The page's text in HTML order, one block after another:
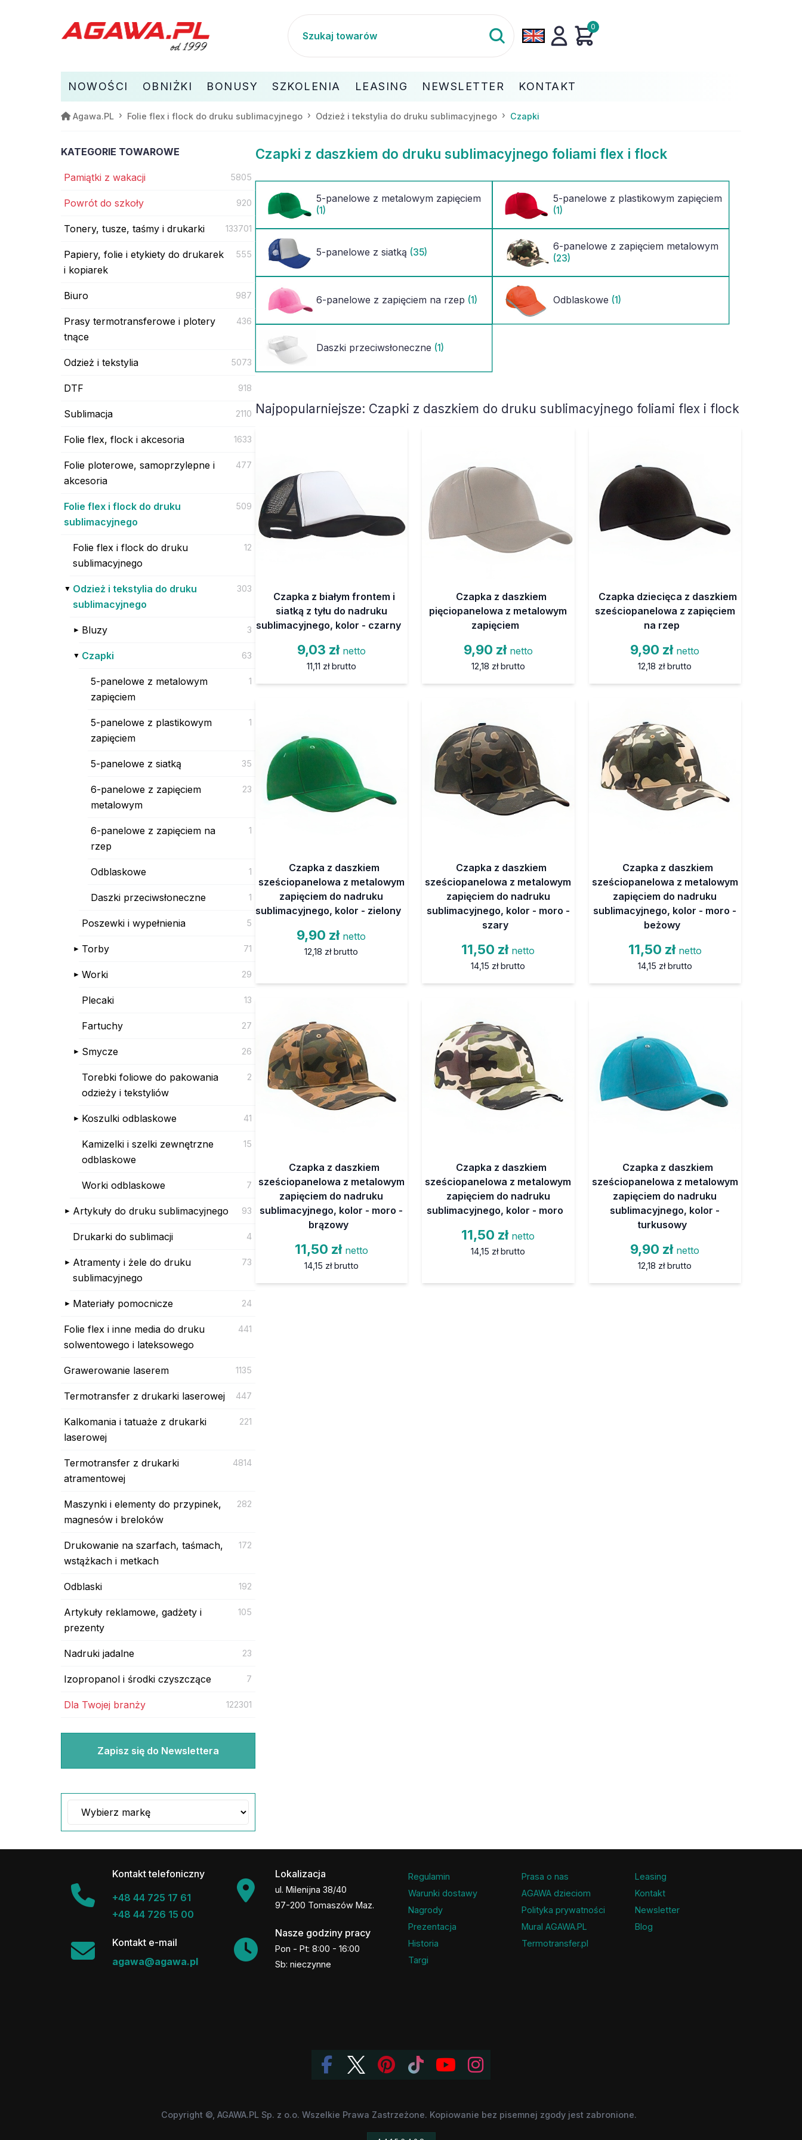
0
NOWOŚCI OBNIŻKI BONUSY SZKOLENIA LEASING NEWSLETTER KONTAKT
Agawa.PL Folie flex i flock do druku sublimacyjnego Odzież i tekstylia do druku sublimacyjnego Czapki
KATEGORIE TOWAROWE
Pamiątki z wakacji 5805
Powrót do szkoły 920
Tonery, tusze, taśmy i drukarki 133701
Papiery, folie i etykiety do drukarek
i kopiarek
555
Biuro 987
Prasy termotransferowe i plotery
tnące
436
Odzież i tekstylia 5073
DTF 918
Sublimacja 2110
Folie flex, flock i akcesoria 1633
Folie ploterowe, samoprzylepne i
akcesoria
477
Folie flex i flock do druku
sublimacyjnego
509
Folie flex i flock do druku
sublimacyjnego
12
Odzież i tekstylia do druku
sublimacyjnego
303
Bluzy 3
Czapki 63
5-panelowe z metalowym
zapięciem
1
5-panelowe z plastikowym
zapięciem
1
5-panelowe z siatką 35
6-panelowe z zapięciem
metalowym
23
6-panelowe z zapięciem na
rzep
1
Odblaskowe 1
Daszki przeciwsłoneczne 1
Poszewki i wypełnienia 5
Torby 71
Worki 29
Plecaki 13
Fartuchy 27
Smycze 26
Torebki foliowe do pakowania
odzieży i tekstyliów
2
Koszulki odblaskowe 41
Kamizelki i szelki zewnętrzne
odblaskowe
15
Worki odblaskowe 7
Artykuły do druku sublimacyjnego 93
Drukarki do sublimacji 4
Atramenty i żele do druku
sublimacyjnego
73
Materiały pomocnicze 24
Folie flex i inne media do druku
solwentowego i lateksowego
441
Grawerowanie laserem 1135
Termotransfer z drukarki laserowej 447
Kalkomania i tatuaże z drukarki
laserowej
221
Termotransfer z drukarki
atramentowej
4814
Maszynki i elementy do przypinek,
magnesów i breloków
282
Drukowanie na szarfach, taśmach,
wstążkach i metkach
172
Odblaski 192
Artykuły reklamowe, gadżety i
prezenty
105
Nadruki jadalne 23
Izopropanol i środki czyszczące 7
Dla Twojej branży 122301
Zapisz się do Newslettera
Czapki z daszkiem do druku sublimacyjnego foliami flex i flock
5-panelowe z metalowym zapięciem
(1)
5-panelowe z plastikowym zapięciem
(1)
5-panelowe z siatką (35)
6-panelowe z zapięciem metalowym
(23)
6-panelowe z zapięciem na rzep (1) Odblaskowe (1)
Daszki przeciwsłoneczne (1)
Najpopularniejsze: Czapki z daszkiem do druku sublimacyjnego foliami flex i flock
Czapka z białym frontem i
siatką z tyłu do nadruku
sublimacyjnego, kolor - czarny
9,03 zł netto
11,11 zł brutto
Czapka z daszkiem
pięciopanelowa z metalowym
zapięciem
9,90 zł netto
12,18 zł brutto
Czapka dziecięca z daszkiem
sześciopanelowa z zapięciem
na rzep
9,90 zł netto
12,18 zł brutto
Czapka z daszkiem
sześciopanelowa z metalowym
zapięciem do nadruku
sublimacyjnego, kolor - zielony
9,90 zł netto
12,18 zł brutto
Czapka z daszkiem
sześciopanelowa z metalowym
zapięciem do nadruku
sublimacyjnego, kolor - moro -
szary
11,50 zł netto
14,15 zł brutto
Czapka z daszkiem
sześciopanelowa z metalowym
zapięciem do nadruku
sublimacyjnego, kolor - moro -
beżowy
11,50 zł netto
14,15 zł brutto
Czapka z daszkiem
sześciopanelowa z metalowym
zapięciem do nadruku
sublimacyjnego, kolor - moro -
brązowy
11,50 zł netto
14,15 zł brutto
Czapka z daszkiem
sześciopanelowa z metalowym
zapięciem do nadruku
sublimacyjnego, kolor - moro
11,50 zł netto
14,15 zł brutto
Czapka z daszkiem
sześciopanelowa z metalowym
zapięciem do nadruku
sublimacyjnego, kolor -
turkusowy
9,90 zł netto
12,18 zł brutto
Kontakt telefoniczny
+48 44 725 17 61
+48 44 726 15 00
Kontakt e-mail
agawa@agawa.pl
Lokalizacja
ul. Milenijna 38/40
97-200 Tomaszów Maz.
Nasze godziny pracy
Pon - Pt: 8:00 - 16:00
Sb: nieczynne
Regulamin
Warunki dostawy
Nagrody
Prezentacja
Historia
Targi
Prasa o nas
AGAWA dzieciom
Polityka prywatności
Mural AGAWA.PL
Termotransfer.pl
Leasing
Kontakt
Newsletter
Blog
Copyright ©, AGAWA.PL Sp. z o.o. Wszelkie Prawa Zastrzeżone. Kopiowanie bez pisemnej zgody jest zabronione.